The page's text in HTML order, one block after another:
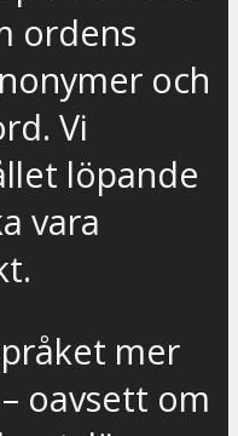
ordens
och
Vi
löpande
vara
mer
oavsett om